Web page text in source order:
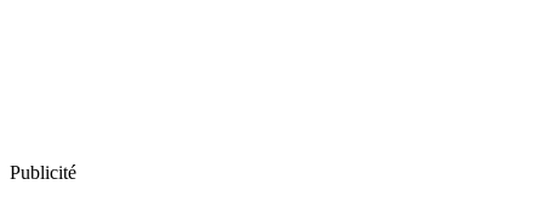
Publicité